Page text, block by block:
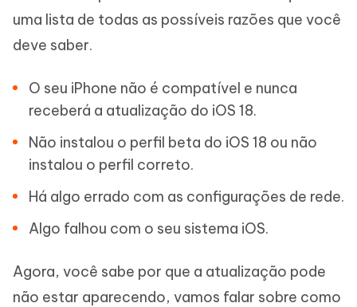
uma lista de todas as possíveis razões que você
deve saber.
O seu iPhone não é compatível e nunca
receberá a atualização do iOS 18.
Não instalou o perfil beta do iOS 18 ou não
instalou o perfil correto.
Há algo errado com as configurações de rede.
Algo falhou com o seu sistema iOS.
Agora, você sabe por que a atualização pode
não estar aparecendo, vamos falar sobre como